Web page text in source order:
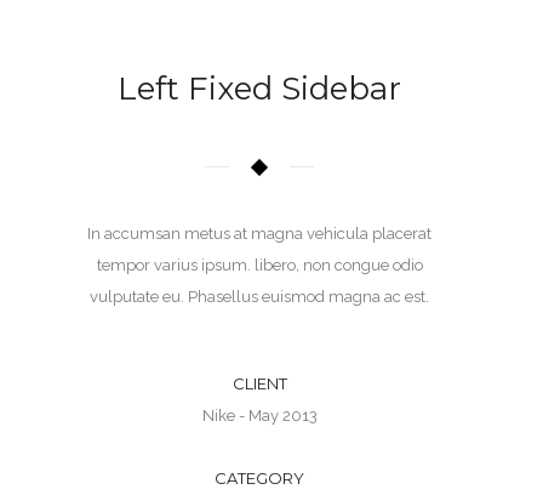
Left Fixed Sidebar
In accumsan metus at magna vehicula placerat
tempor varius ipsum. libero, non congue odio
vulputate eu. Phasellus euismod magna ac est.
CLIENT
Nike - May 2013
CATEGORY